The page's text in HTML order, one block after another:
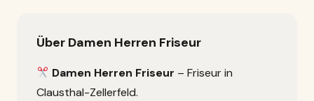
Über Damen Herren Friseur
Damen Herren Friseur – Friseur in
Clausthal-Zellerfeld.